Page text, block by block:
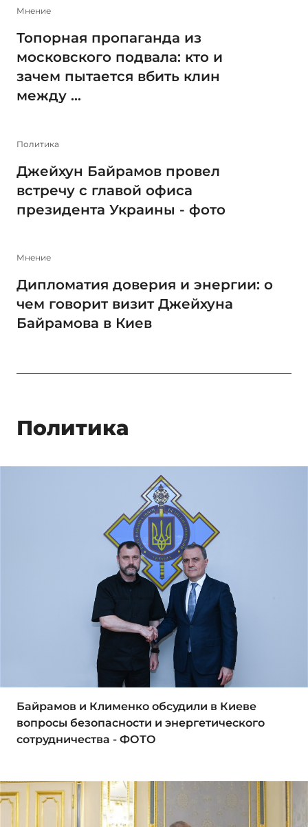
Мнение
Топорная пропаганда из
московского подвала: кто и
зачем пытается вбить клин
между ...
Политика
Джейхун Байрамов провел
встречу с главой офиса
президента Украины - фото
Мнение
Дипломатия доверия и энергии: о
чем говорит визит Джейхуна
Байрамова в Киев
Политика
Байрамов и Клименко обсудили в Киеве
вопросы безопасности и энергетического
сотрудничества - ФОТО